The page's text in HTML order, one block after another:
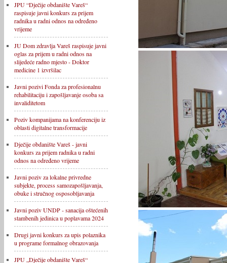
JPU “Dječije obdanište Vareš“
raspisuje javni konkurs za prijem
radnika u radni odnos na određeno
vrijeme
JU Dom zdravlja Vareš raspisuje javni
oglas za prijem u radni odnos na
slijedeće radno mjesto - Doktor
medicine 1 izvršilac
Javni pozivi Fonda za profesionalnu
rehabilitaciju i zapošljavanje osoba sa
invaliditetom
Poziv kompanijama na konferenciju iz
oblasti digitalne transformacije
Dječije obdanište Vareš - javni
konkurs za prijem radnika u radni
odnos na određeno vrijeme
Javni poziv za lokalne privredne
subjekte, process samozapošljavanja,
obuke i stručnog osposobljavanja
Javni poziv UNDP - sanacija oštećenih
stambenih jedinica u poplavama 2024
Drugi javni konkurs za upis polaznika
u programe formalnog obrazovanja
JPU „Dječije obdanište Vareš“